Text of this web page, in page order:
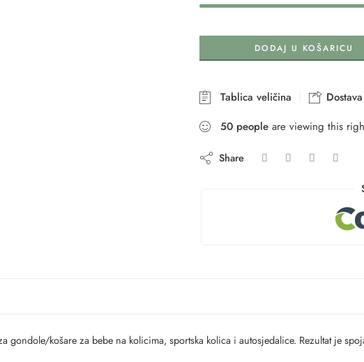
DODAJ U KOŠARICU
Tablica veličina
50 people are viewing this
Share
gondole/košare za bebe na kolicima, sportska kolica i autosjedalice. Rezultat je